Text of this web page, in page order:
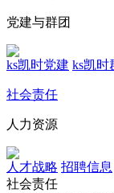
党建与群团
ks凯时党建 ks凯时
社会责任
人力资源
人才战略 招聘信息
社会责任